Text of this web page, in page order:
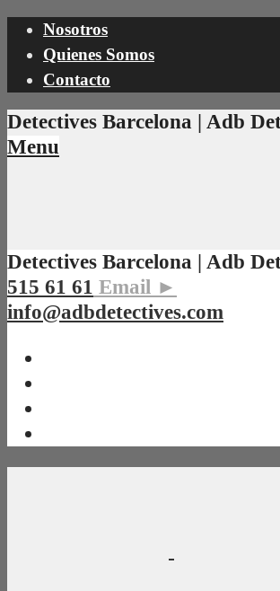
Nosotros
Quienes Somos
Contacto
Detectives Barcelona | Adb
Menu
Detectives Barcelona | Adb
515 61 61 Email ►
info@adbdetectives.com